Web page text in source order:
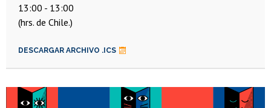
13:00
13:00
(hrs. de Chile.)
DESCARGAR ARCHIVO .ICS